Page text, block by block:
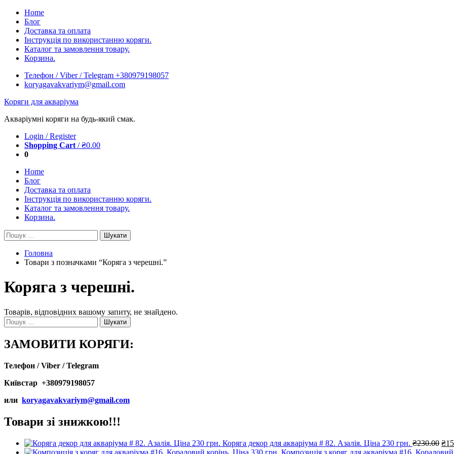
Skip
content
Home
Блог
Доставка та оплата
Інструкція по використанню коряги.
Каталог та замовлення товару.
Корзина.
Телефон / Viber / Telegram +380979198057
koryagavakvariym@gmail.com
Коряги для акваріума
Акваріумні коряги на будь-який смак.
Login / Register
Shopping Cart /₴0.00
0
Home
Блог
Доставка та оплата
Інструкція по використанню коряги.
Каталог та замовлення товару.
Корзина.
Пошук:
Головна
Товари з позначками “Коряга з черешні.”
Коряга з черешні.
Товарів, відповідних вашому запиту, не знайдено.
Пошук:
ЗАМОВИТИ КОРЯГИ:
Телефон / Viber / Telegram
Київстар +380979198057
или koryagavakvariym@gmail.com
Товари зі знижкою!!!
Коряга декор для акваріума # 82. Азалія. Ціна 230 грн. ₴230.00 ₴
Композиція з коряг для акваріума #16.